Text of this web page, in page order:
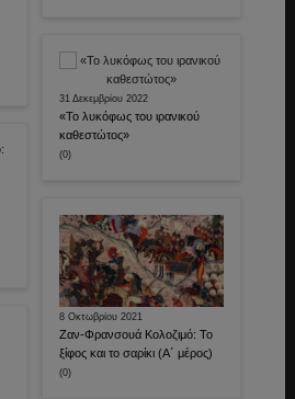
31 Δεκεμβρίου 2022
«Το λυκόφως του ιρανικού
καθεστώτος»
(0)
8 Οκτωβρίου 2021
Ζαν-Φρανσουά Κολοζιμό: Το
ξίφος και το σαρίκι (Α΄ μέρος)
(0)